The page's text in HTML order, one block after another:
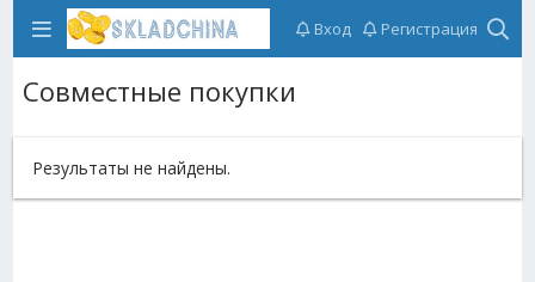
Вход Регистрация
Совместные покупки
Результаты не найдены.